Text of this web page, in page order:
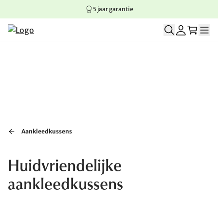
Springen naar hoofdinhoud
Springen naar hoofdnavigatie
Springen naar voettekst
5 jaar garantie
Aankleedkussens
Huidvriendelijke
aankleedkussens